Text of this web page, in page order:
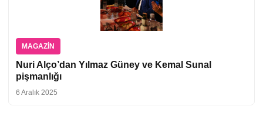
MAGAZIN
Nuri Alço’dan Yılmaz Güney ve Kemal Sunal
pişmanlığı
6 Aralık 2025